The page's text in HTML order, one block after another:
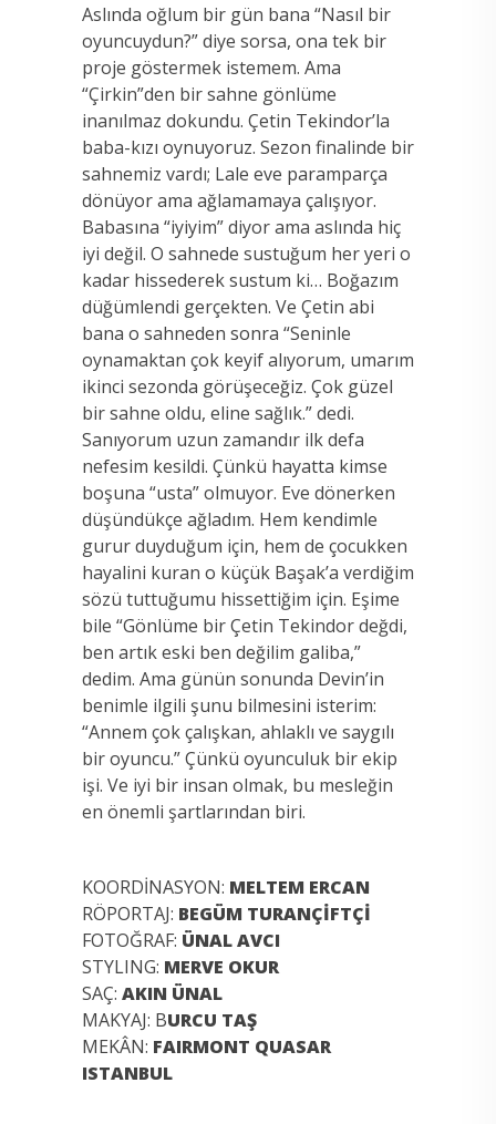
Aslında oğlum bir gün bana “Nasıl bir
oyuncuydun?” diye sorsa, ona tek bir
proje göstermek istemem. Ama
“Çirkin”den bir sahne gönlüme
inanılmaz dokundu. Çetin Tekindor’la
baba-kızı oynuyoruz. Sezon finalinde bir
sahnemiz vardı; Lale eve paramparça
dönüyor ama ağlamamaya çalışıyor.
Babasına “iyiyim” diyor ama aslında hiç
iyi değil. O sahnede sustuğum her yeri o
kadar hissederek sustum ki… Boğazım
düğümlendi gerçekten. Ve Çetin abi
bana o sahneden sonra “Seninle
oynamaktan çok keyif alıyorum, umarım
ikinci sezonda görüşeceğiz. Çok güzel
bir sahne oldu, eline sağlık.” dedi.
Sanıyorum uzun zamandır ilk defa
nefesim kesildi. Çünkü hayatta kimse
boşuna “usta” olmuyor. Eve dönerken
düşündükçe ağladım. Hem kendimle
gurur duyduğum için, hem de çocukken
hayalini kuran o küçük Başak’a verdiğim
sözü tuttuğumu hissettiğim için. Eşime
bile “Gönlüme bir Çetin Tekindor değdi,
ben artık eski ben değilim galiba,”
dedim. Ama günün sonunda Devin’in
benimle ilgili şunu bilmesini isterim:
“Annem çok çalışkan, ahlaklı ve saygılı
bir oyuncu.” Çünkü oyunculuk bir ekip
işi. Ve iyi bir insan olmak, bu mesleğin
en önemli şartlarından biri.
KOORDİNASYON: MELTEM ERCAN
RÖPORTAJ: BEGÜM TURANÇİFTÇİ
FOTOĞRAF: ÜNAL AVCI
STYLING: MERVE OKUR
SAÇ: AKIN ÜNAL
MAKYAJ: BURCU TAŞ
MEKÂN: FAIRMONT QUASAR
ISTANBUL